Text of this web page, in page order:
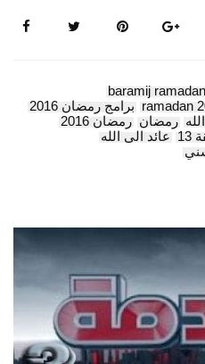
baramij
ramadan برامج رمضان 2016
رمضان رمضان 2016
عائد الى الله